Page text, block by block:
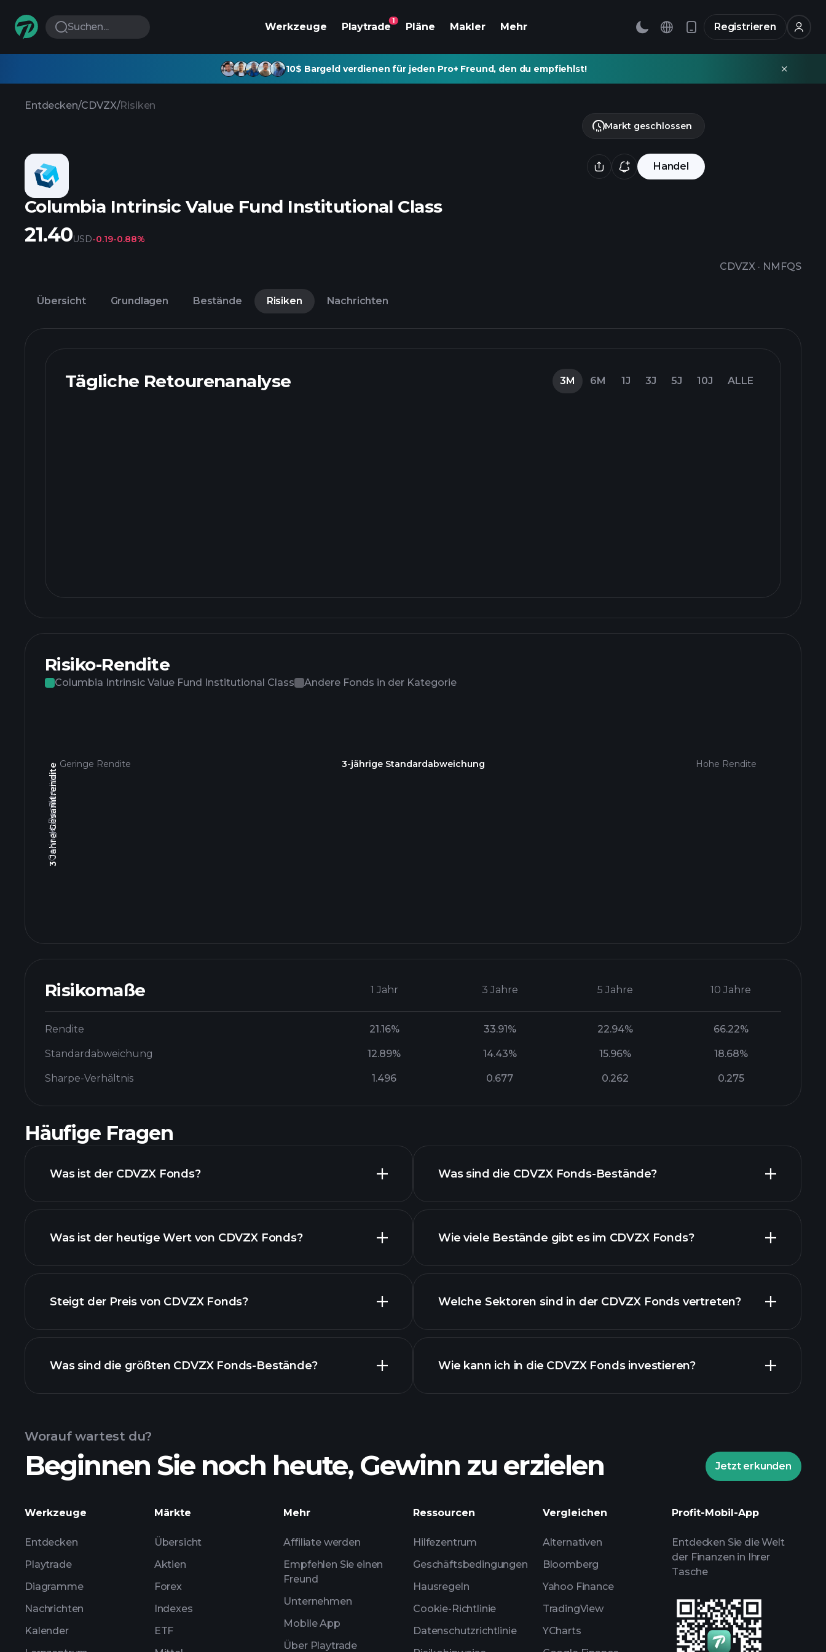
Suchen... Werkzeuge Playtrade
1
Pläne Makler Mehr Registrieren
10$ Bargeld verdienen für jeden Pro+ Freund, den du empfiehlst!
Entdecken/CDVZX/Risiken
Handel
Columbia Intrinsic Value Fund Institutional Class
CDVZX · NMFQS
Markt geschlossen
21.40USD-0.19-0.88%
Übersicht Grundlagen Bestände Risiken Nachrichten
Tägliche Retourenanalyse 3M 6M 1J 3J 5J 10J ALLE
Risiko-Rendite
Columbia Intrinsic Value Fund Institutional Class Andere Fonds in der Kategorie
Hohe Rendite
3 Jahre Gesamtrendite
Geringe Rendite
Geringe Rendite 3-jährige Standardabweichung Hohe Rendite
Risikomaße 1 Jahr 3 Jahre 5 Jahre 10 Jahre
Rendite 21.16% 33.91% 22.94% 66.22%
Standardabweichung 12.89% 14.43% 15.96% 18.68%
Sharpe-Verhältnis 1.496 0.677 0.262 0.275
Häufige Fragen
Was ist der CDVZX Fonds?
Was ist der heutige Wert von CDVZX Fonds?
Steigt der Preis von CDVZX Fonds?
CDVZX Fonds-Chart
Was sind die größten CDVZX Fonds-Bestände?
Was sind die CDVZX Fonds-Bestände?
Bestände
Wie viele Bestände gibt es im CDVZX Fonds?
Welche Sektoren sind in der CDVZX Fonds vertreten?
Wie kann ich in die CDVZX Fonds investieren?
empfohlenen Broker
Worauf wartest du?
Beginnen Sie noch heute, Gewinn zu erzielen Jetzt erkunden
Werkzeuge
Entdecken
Playtrade
Diagramme
Nachrichten
Kalender
Märkte
Übersicht
Aktien
Forex
Indexes
ETF
Mehr
Affiliate werden
Empfehlen Sie einen
Freund
Unternehmen
Mobile App
Über Playtrade
Ressourcen
Hilfezentrum
Geschäftsbedingungen
Hausregeln
Cookie-Richtlinie
Datenschutzrichtlinie
Vergleichen
Alternativen
Bloomberg
Yahoo Finance
TradingView
YCharts
Profit-Mobil-App
Entdecken Sie die Welt
der Finanzen in Ihrer
Tasche